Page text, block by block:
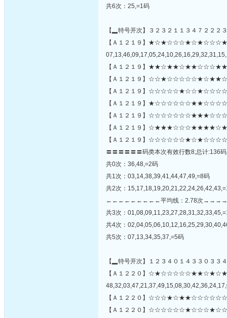
共6次：25,=1码
【▂特号开次】３２３２１１３４７２２２
【Ａ１２１９】
【Ａ１２１９】
【Ａ１２１９】
【Ａ１２１９】
【Ａ１２１９】
【Ａ１２１９】
【Ａ１２１９】
【Ａ１２１９】
〓〓〓〓〓〓码类本次有效行数8;总计:136
共0次：36,48,=2码
共1次：03,14,38,39,41,44,47,49,=8码
共2次：
←←←←←←←←←平均线：2.78次
共3次：
共4次：
共5次：07,13,34,35,37,=5码
【▂特号开次】１２３４０１４３３０３３
【Ａ１２２０】
【Ａ１２２０】
【Ａ１２２０】